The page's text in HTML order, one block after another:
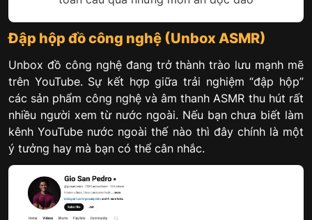
Đập hộp đồ công nghệ (Unbox ASMR)
Unbox đồ công nghệ đang trở thành trào lưu mạnh mẽ
trên YouTube. Sự kết hợp giữa trải nghiệm “đập hộp”
các sản phẩm công nghệ và âm thanh ASMR thu hút rất
nhiều người xem từ nước ngoài. Nếu bạn chưa biết làm
kênh YouTube nước ngoài thế nào thì đây chính là một
ý tưởng hay mà bạn có thể cân nhắc.